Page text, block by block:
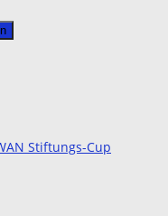
Stiftungs-Cup